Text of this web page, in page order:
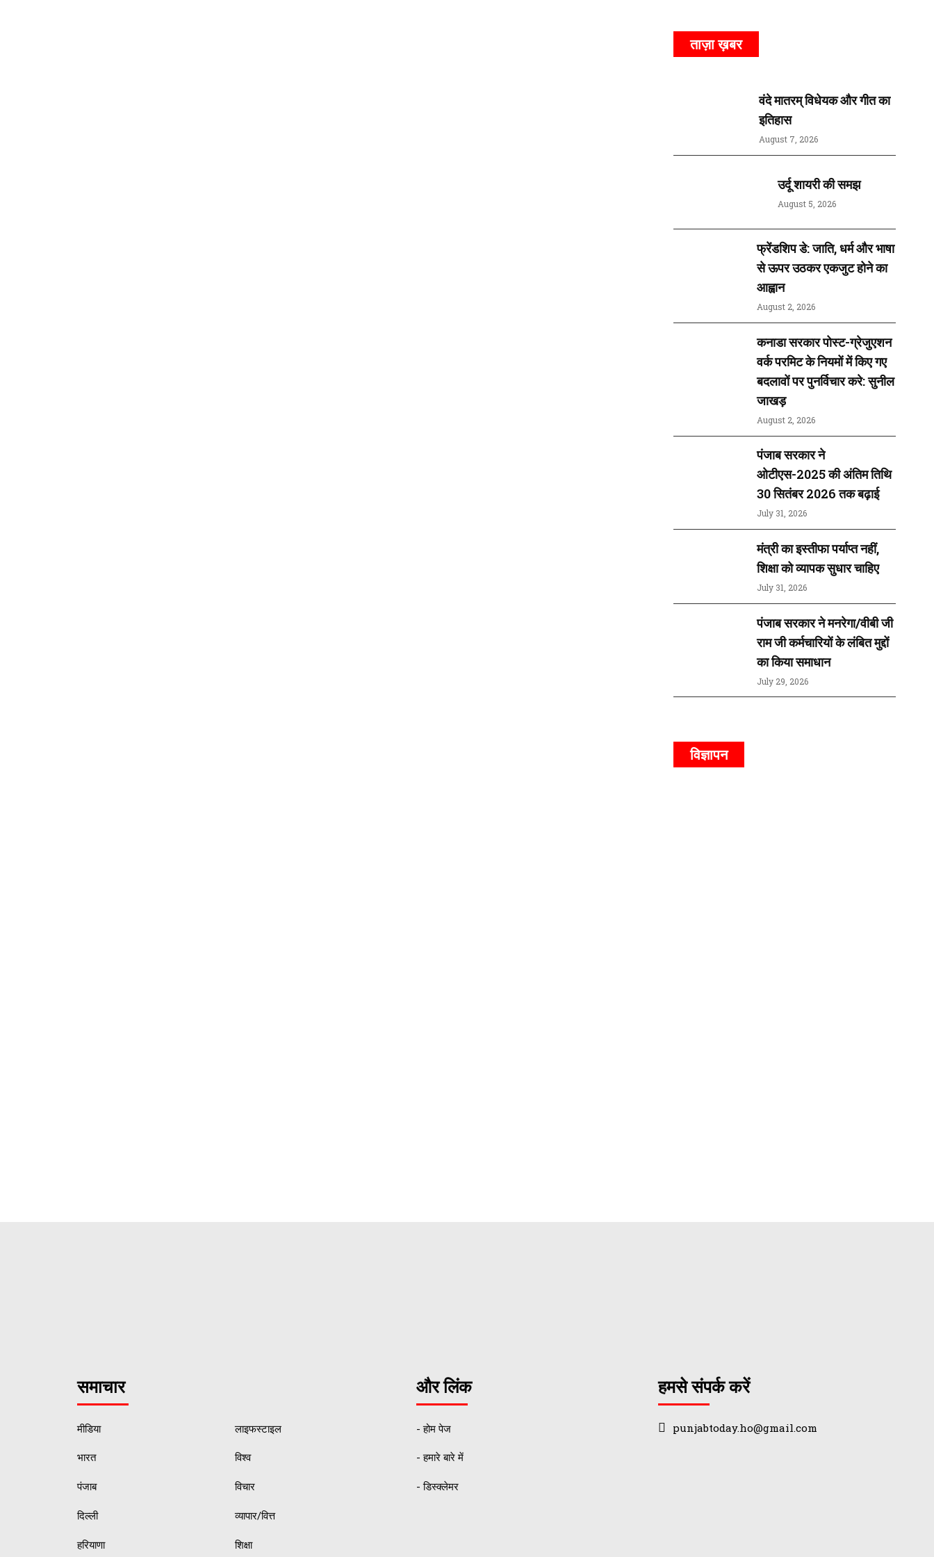
ताज़ा ख़बर
वंदे मातरम् विधेयक और गीत का
इतिहास
August 7, 2026
उर्दू शायरी की समझ
August 5, 2026
फ्रेंडशिप डे: जाति, धर्म और भाषा
से ऊपर उठकर एकजुट होने का
आह्वान
August 2, 2026
कनाडा सरकार पोस्ट-ग्रेजुएशन
वर्क परमिट के नियमों में किए गए
बदलावों पर पुनर्विचार करे: सुनील
जाखड़
August 2, 2026
पंजाब सरकार ने
ओटीएस-2025 की अंतिम तिथि
30 सितंबर 2026 तक बढ़ाई
July 31, 2026
मंत्री का इस्तीफा पर्याप्त नहीं,
शिक्षा को व्यापक सुधार चाहिए
July 31, 2026
पंजाब सरकार ने मनरेगा/वीबी जी
राम जी कर्मचारियों के लंबित मुद्दों
का किया समाधान
July 29, 2026
विज्ञापन
समाचार
मीडिया
भारत
पंजाब
दिल्ली
हरियाणा
लाइफस्टाइल
विश्व
विचार
व्यापार/वित्त
शिक्षा
और लिंक
- होम पेज
- हमारे बारे में
- डिस्क्लेमर
हमसे संपर्क करें
punjabtoday.ho@gmail.com